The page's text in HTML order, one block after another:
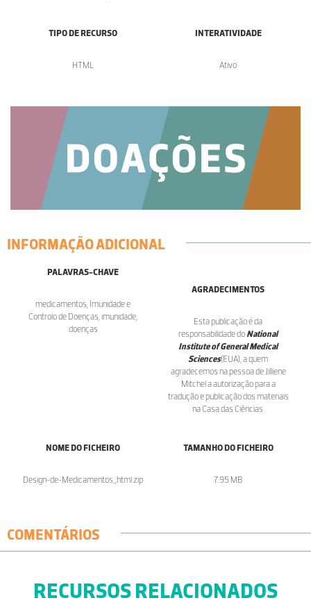
TIPO DE RECURSO
HTML
INTERATIVIDADE
Ativo
INFORMAÇÃO ADICIONAL
PALAVRAS-CHAVE
medicamentos, Imunidade e
Controlo de Doenças, imunidade,
doenças
AGRADECIMENTOS
Esta publicação é da
responsabilidade do National
Institute of General Medical
Sciences(EUA), a quem
agradecemos na pessoa de Jilliene
Mitchel a autorização para a
tradução e publicação dos materiais
na Casa das Ciências.
NOME DO FICHEIRO
Design-de-Medicamentos_html.zip
TAMANHO DO FICHEIRO
7.95 MB
COMENTÁRIOS
RECURSOS RELACIONADOS